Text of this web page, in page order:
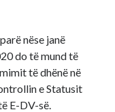
nëse janë
do të mund të
të dhënë në
e Statusit
E-DV-së.